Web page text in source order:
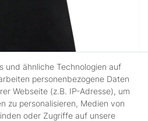
2.0 T-SHIRT S/S
19,95 €
14,96 € *
und ähnliche Technologien auf
personenbezogene Daten
Webseite (z.B. IP-Adresse), um
zu personalisieren, Medien von
oder Zugriffe auf unsere